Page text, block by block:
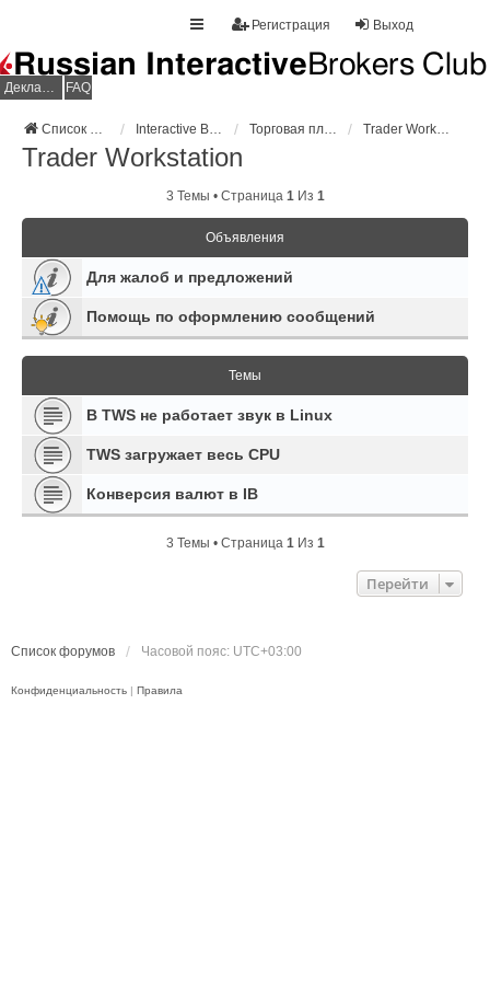
Выход
Регистрация
Декларация НДФЛ FAQ
Список форумов Interactive Brokers Торговая платформа Trader Workstation
Trader Workstation
3 Темы • Страница 1Из 1
Объявления
Для жалоб и предложений
Помощь по оформлению сообщений
Темы
В TWS не работает звук в Linux
TWS загружает весь CPU
Конверсия валют в IB
3 Темы • Страница 1Из 1
Перейти
Список форумов Часовой пояс: UTC+03:00
Конфиденциальность | Правила